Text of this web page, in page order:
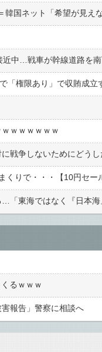
国ネット「希望が見えな
中…戦車が幹線道路を南
ｗｗｗｗｗｗ
くりで・・・【10円セー
るｗｗｗ
報告」警察に相談へ